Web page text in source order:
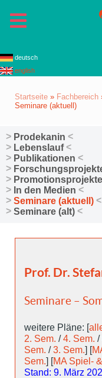
deutsch
english
Startseite » Fachbereich
Seminare (aktuell)
Prodekanin
Lebenslauf
Publikationen
Promotionsprojekte
In den Medien
Seminare (aktuell)
Seminare (alt)
Prof. Dr.
Seminare –
weitere Pläne: [
2. Sem. /4. Sem. /
Sem. /3. Sem.] [
Sem.] [MA Spiel-
Stand: 9. März